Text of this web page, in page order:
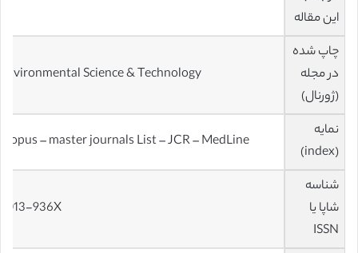
این مقاله
چاپ شده
در مجله
(ژورنال)
Science & Technology
نمایه
(index)
– master journals List – JCR – MedLine
شناسه
شاپا یا
ISSN
936X